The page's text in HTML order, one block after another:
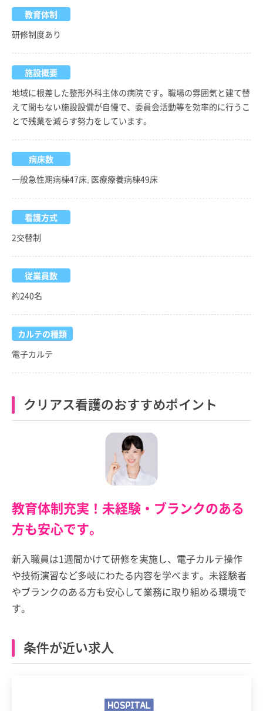
教育体制
研修制度あり
施設概要
地域に根差した整形外科主体の病院です。職場の雰囲気と建て替
えて間もない施設設備が自慢で、委員会活動等を効率的に行うこ
とで残業を減らす努力をしています。
病床数
一般急性期病棟47床, 医療療養病棟49床
看護方式
2交替制
従業員数
約240名
カルテの種類
電子カルテ
クリアス看護のおすすめポイント
教育体制充実！未経験・ブランクのある
方も安心です。
新入職員は1週間かけて研修を実施し、電子カルテ操作
や技術演習など多岐にわたる内容を学べます。未経験者
やブランクのある方も安心して業務に取り組める環境で
す。
条件が近い求人